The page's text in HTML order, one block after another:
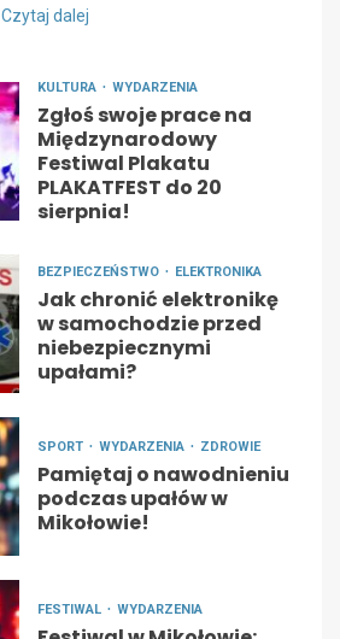
Czytaj dalej
KULTURA WYDARZENIA
Zgłoś swoje prace na
Międzynarodowy
Festiwal Plakatu
PLAKATFEST do 20
sierpnia!
BEZPIECZEŃSTWO ELEKTRONIKA
Jak chronić elektronikę
w samochodzie przed
niebezpiecznymi
upałami?
SPORT WYDARZENIA ZDROWIE
Pamiętaj o nawodnieniu
podczas upałów w
Mikołowie!
FESTIWAL WYDARZENIA